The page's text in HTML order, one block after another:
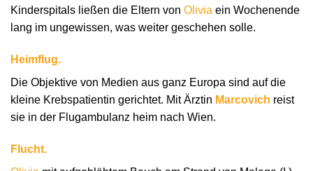
Kinderspitals ließen die Eltern von Olivia ein Wochenende
lang im ungewissen, was weiter geschehen solle.
Heimflug.
Die Objektive von Medien aus ganz Europa sind auf die
kleine Krebspatientin gerichtet. Mit Ärztin Marcovich reist
sie in der Flugambulanz heim nach Wien.
Flucht.